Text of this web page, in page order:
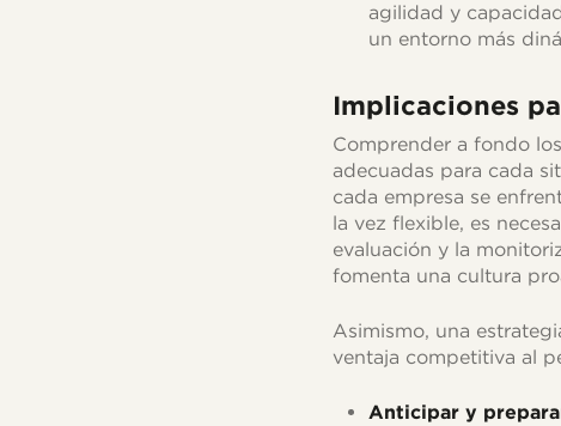
agilidad y
un entorno más
Implicaciones
Comprender a fondo
adecuadas para cada
cada empresa se
la vez flexible, es
evaluación y la
fomenta una cultura
Asimismo, una
ventaja competitiva al
Anticipar y